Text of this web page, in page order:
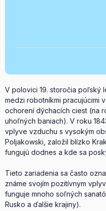
V polovici 19. storočia poľský
medzi robotníkmi pracujúcimi
ochorení dýchacích ciest (na
uhoľných baniach). V roku
vplyve vzduchu s vysokým
Poljakowski, založil blízko
fungujú dodnes a kde sa
Tieto zariadenia sa často
známe svojím pozitívnym
funguje mnoho soľných
Rusko a ďalšie krajiny).